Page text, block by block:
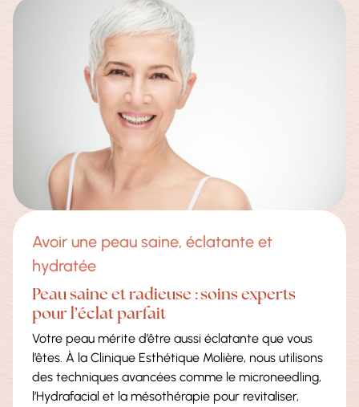
Avoir une peau saine, éclatante et
hydratée
Peau saine et radieuse : soins experts
pour l’éclat parfait
Votre peau mérite d’être aussi éclatante que vous
l’êtes. À la Clinique Esthétique Molière, nous utilisons
des techniques avancées comme le microneedling,
l’Hydrafacial et la mésothérapie pour revitaliser,